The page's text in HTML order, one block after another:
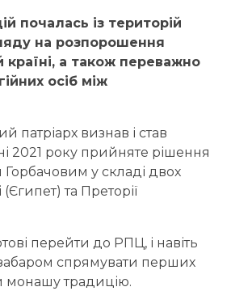
почалась із територій
на розпорошення
а також переважно
осіб між
патріарх визнав і став
2021 року прийняте рішення
у складі двох
та Преторії
перейти до РПЦ, і навіть
спрямувати перших
монашу традицію.